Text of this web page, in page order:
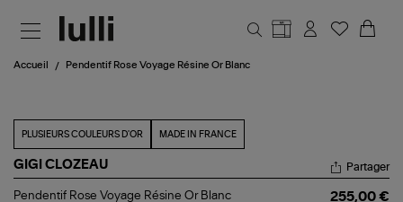
Accueil Pendentif Rose Voyage Résine Or Blanc
PLUSIEURS COULEURS D'OR MADE IN FRANCE
GIGI CLOZEAU
Pendentif
Partager
Pendentif Rose Voyage Résine Or Blanc 255,00 €